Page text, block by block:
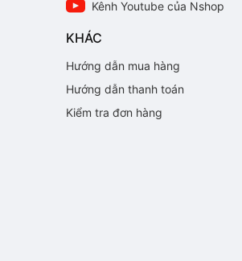
Kênh Youtube của Nshop
KHÁC
Hướng dẫn mua hàng
Hướng dẫn thanh toán
Kiểm tra đơn hàng